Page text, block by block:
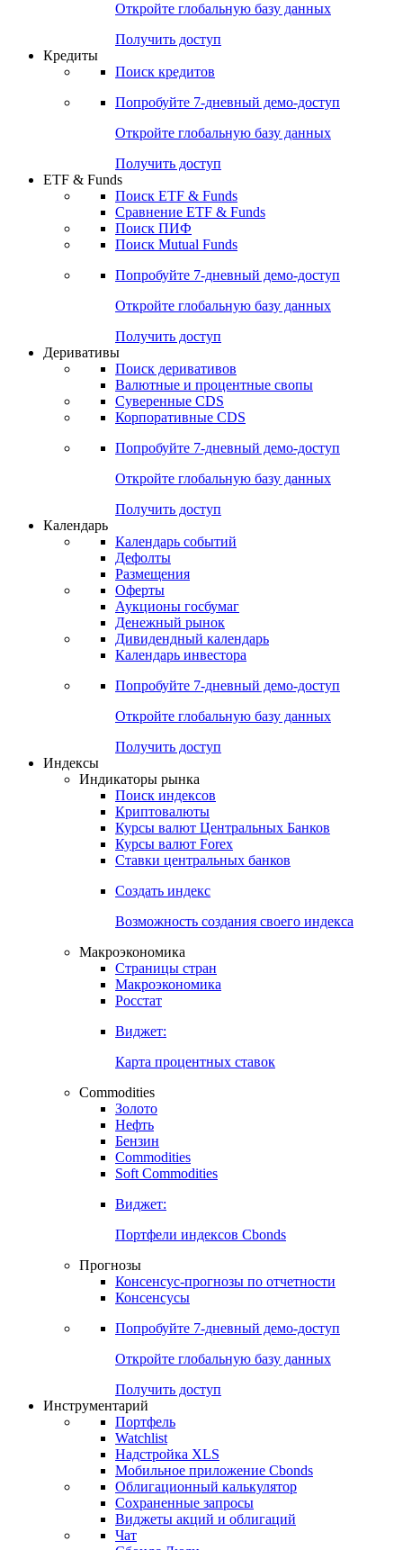
Российские IPO/SPO
Попробуйте7-дневный
Откройте глобальную базу данных
Получить доступ
Поиск кредитов
Попробуйте7-дневный
Откройте глобальную базу данных
Получить доступ
ETF & Funds
Сравнение ETF & Funds
Поиск Mutual Funds
Попробуйте7-дневный
Откройте глобальную базу данных
Получить доступ
Деривативы
Валютные и процентные свопы
Корпоративные CDS
Попробуйте7-дневный
Откройте глобальную базу данных
Получить доступ
Календарь
Календарь событий
Дефолты
Размещения
Оферты
Денежный рынок
Календарь инвестора
Попробуйте7-дневный
Откройте глобальную базу данных
Получить доступ
Индикаторы рынка
Поиск индексов
Курсы валют Центральных Банков
Ставки центральных банков
Создать индекс
Возможность создания своего индекса
Страницы стран
Росстат
Виджет:
Карта процентных ставок
Commodities
Золото
Бензин
Soft Commodities
Виджет:
Портфели индексов Cbonds
Прогнозы
Консенсусы
Попробуйте7-дневный
Откройте глобальную базу данных
Получить доступ
Инструментарий
Портфель
Watchlist
Надстройка XLS
Мобильное приложение Cbonds